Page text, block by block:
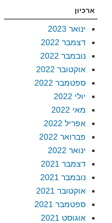
ארכיון
ינואר 2023
דצמבר 2022
נובמבר 2022
אוקטובר 2022
ספטמבר 2022
יולי 2022
מאי 2022
אפריל 2022
פברואר 2022
ינואר 2022
דצמבר 2021
נובמבר 2021
אוקטובר 2021
ספטמבר 2021
אוגוסט 2021